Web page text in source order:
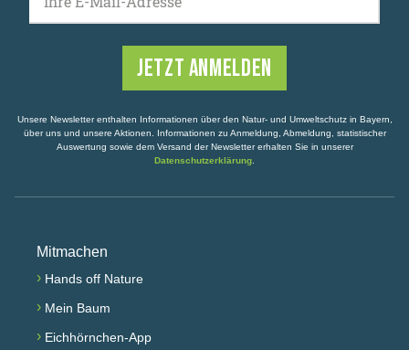
Ihre E-Mail-Adresse
Unsere Newsletter enthalten Informationen über den Natur- und Umweltschutz in Bayern,
über uns und unsere Aktionen. Informationen zu Anmeldung, Abmeldung, statistischer
Auswertung sowie dem Versand der Newsletter erhalten Sie in unserer
Datenschutzerklärung
Mitmachen
› Hands off Nature
› Mein Baum
› Eichhörnchen-App